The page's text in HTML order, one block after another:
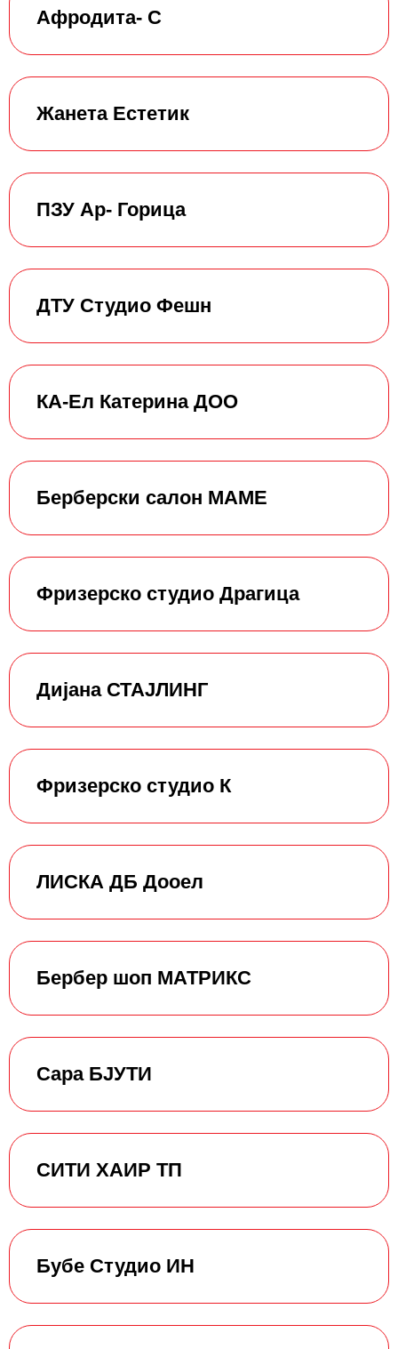
Афродита- С
Жанета Естетик
ПЗУ Ар- Горица
ДТУ Студио Фешн
КА-Ел Катерина ДОО
Берберски салон МАМЕ
Фризерско студио Драгица
Дијана СТАЈЛИНГ
Фризерско студио К
ЛИСКА ДБ Дооел
Бербер шоп МАТРИКС
Сара БЈУТИ
СИТИ ХАИР ТП
Бубе Студио ИН